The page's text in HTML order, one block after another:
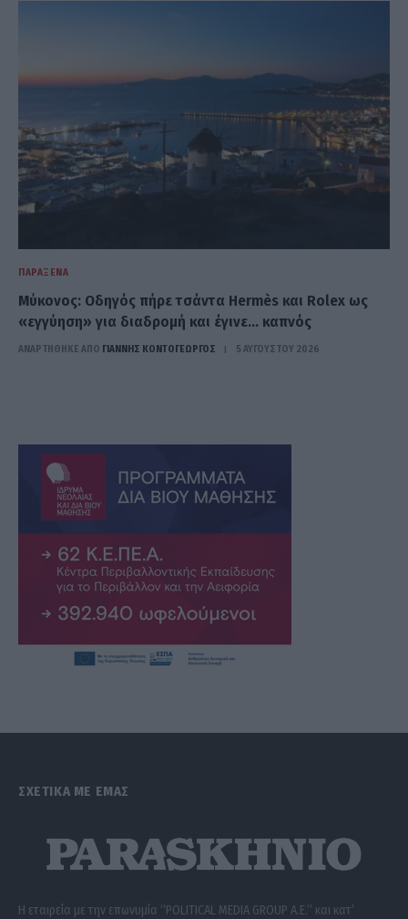
ΠΑΡΆΞΕΝΑ
Μύκονος: Οδηγός πήρε τσάντα Hermès και Rolex ως
«εγγύηση» για διαδρομή και έγινε… καπνός
ΑΝΑΡΤΗΘΗΚΕ ΑΠΟ ΓΙΆΝΝΗΣ ΚΟΝΤΟΓΕΏΡΓΟΣ 5 ΑΥΓΟΎΣΤΟΥ 2026
ΣΧΕΤΙΚΑ ΜΕ ΕΜΑΣ
Η εταιρεία με την επωνυμία “POLITICAL MEDIA GROUP A.E.” και κατ’